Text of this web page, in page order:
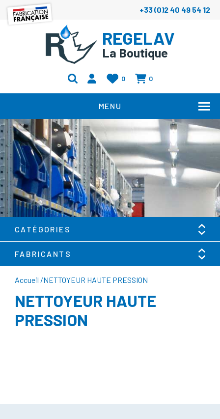
+33 (0)2 40 49 54 12
REGELAV
La Boutique
0 0
MENU
Accueil /NETTOYEUR HAUTE PRESSION
CATÉGORIES
FABRICANTS
NETTOYEUR HAUTE
PRESSION